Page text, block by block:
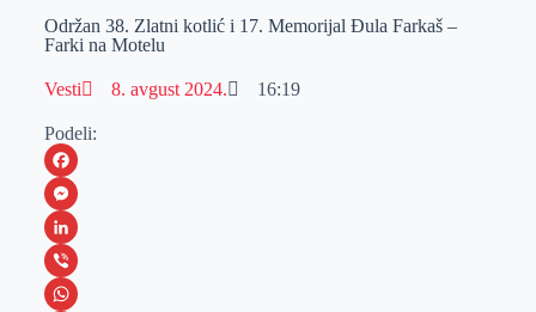
Održan 38. Zlatni kotlić i 17. Memorijal Đula Farkaš –
Farki na Motelu
Vesti 8. avgust 2024. 16:19
Podeli:
F
a
c
e
M
e
s
L
iV